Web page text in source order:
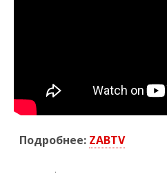
Подробнее: ZABTV